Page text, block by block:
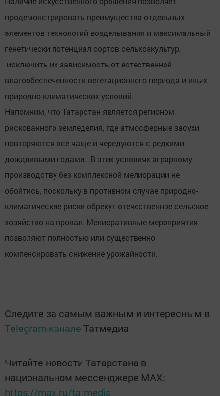
продемонстрировать преимущества отдельных
элементов технологий возделывания и максимальный
генетически потенциал сортов сельхозкультур,
исключить их зависимость от естественной
влагообеспеченности вегетационного периода и иных
природно-климатических условий.
Напомним, что Татарстан является регионом
рискованного земледелия, где атмосферные засухи
повторяются все чаще и чередуются с редкими
дождливыми годами. В этих условиях аграрному
производству без комплексной мелиорации не
обойтись, поскольку в противном случае природно-
климатические риски обрекут отечественное сельское
хозяйство на провал. Мелиоративные мероприятия
позволяют полностью или существенно
компенсировать снижение урожайности.
Следите за самым важным и интересным в
Telegram-канале Татмедиа
Читайте новости Татарстана в
национальном мессенджере MАХ:
https://max.ru/tatmedia